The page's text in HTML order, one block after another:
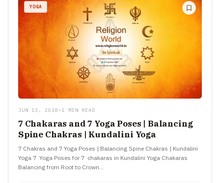
YOGA
JUN 13, 2018 • 1 MIN READ
7 Chakaras and 7 Yoga Poses | Balancing
Spine Chakras | Kundalini Yoga
7 Chakras and 7 Yoga Poses | Balancing Spine Chakras | Kundalini
Yoga 7 Yoga Poses for 7 chakaras in Kundalini Yoga Chakaras
Balancing from Root to Crown…